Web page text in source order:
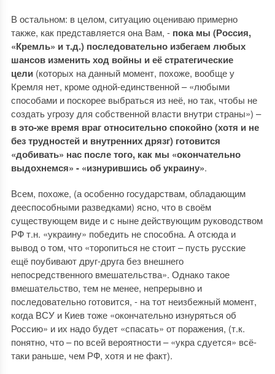
В остальном: в целом, ситуацию оцениваю примерно
также, как представляется она Вам, - пока мы (Россия,
«Кремль» и т.д.) последовательно избегаем любых
шансов изменить ход войны и её стратегические
цели(которых на данный момент, похоже, вообще у
Кремля нет, кроме одной-единственной – «любыми
способами и поскорее выбраться из неё, но так, чтобы не
создать угрозу для собственной власти внутри страны») –
в это-же время враг относительно спокойно (хотя и не
без трудностей и внутренних дрязг) готовится
«добивать» нас после того, как мы «окончательно
выдохнемся» - «изнурившись об украину».
Всем, похоже, (а особенно государствам, обладающим
дееспособными разведками) ясно, что в своём
существующем виде и с ныне действующим руководством
РФ т.н. «украину» победить не способна. А отсюда и
вывод о том, что «торопиться не стоит – пусть русские
ещё поубивают друг-друга без внешнего
непосредственного вмешательства». Однако такое
вмешательство, тем не менее, непрерывно и
последовательно готовится, - на тот неизбежный момент,
когда ВСУ и Киев тоже «окончательно изнуряться об
Россию» и их надо будет «спасать» от поражения, (т.к.
понятно, что – по всей вероятности – «укра сдуется» всё-
таки раньше, чем РФ, хотя и не факт).